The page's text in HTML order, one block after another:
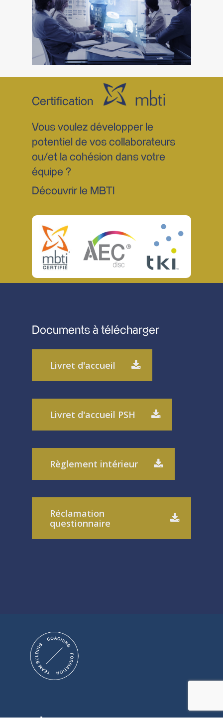
Certification
Vous voulez développer le
potentiel de vos collaborateurs
ou/et la cohésion dans votre
équipe ?
Découvrir le MBTI
Documents à télécharger
Livret d'accueil
Livret d'accueil PSH
Règlement intérieur
Réclamation
questionnaire